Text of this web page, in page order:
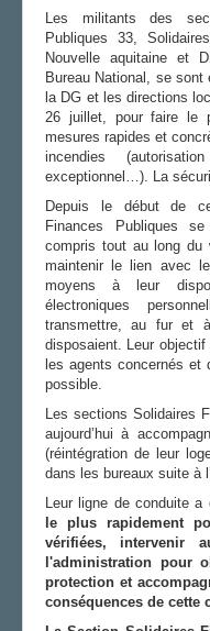
Les militants des
Publiques 33,
Nouvelle aquitaine et
Bureau National, se
la DG et les directions
26 juillet, pour faire le
mesures rapides et
incendies
exceptionnel…). La
Depuis le début de
Finances Publiques
compris tout au long du
maintenir le lien avec
moyens à leur
électroniques
transmettre, au fur et
disposaient. Leur
les agents concernés et
possible.
Les sections Solidaires
aujourd’hui à
(réintégration de leur
dans les bureaux suite à
Leur ligne de conduite
le plus rapidement
vérifiées, intervenir
l'administration pour
protection et
conséquences de cette